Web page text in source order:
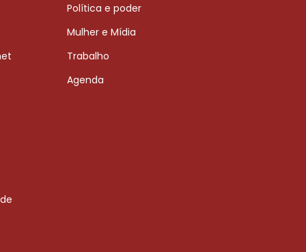
Política e poder
Mulher e Mídia
Trabalho
Agenda